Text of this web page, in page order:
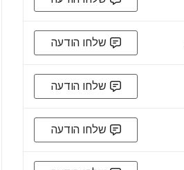
שלחו הודעה
שלחו הודעה
שלחו הודעה